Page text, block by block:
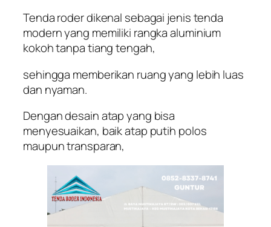
Tenda roder dikenal sebagai jenis tenda
modern yang memiliki rangka aluminium
kokoh tanpa tiang tengah,
sehingga memberikan ruang yang lebih luas
dan nyaman.
Dengan desain atap yang bisa
menyesuaikan, baik atap putih polos
maupun transparan,